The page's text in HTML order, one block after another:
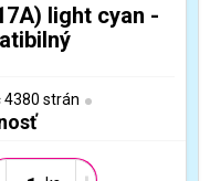
light cyan -
4380 strán